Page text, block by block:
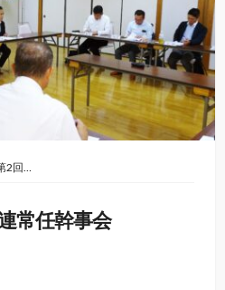
2回…
常任幹事会